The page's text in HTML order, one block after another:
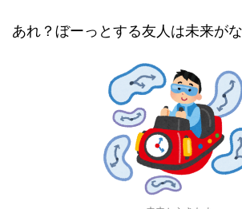
あれ？ぼーっとする友人は未来が